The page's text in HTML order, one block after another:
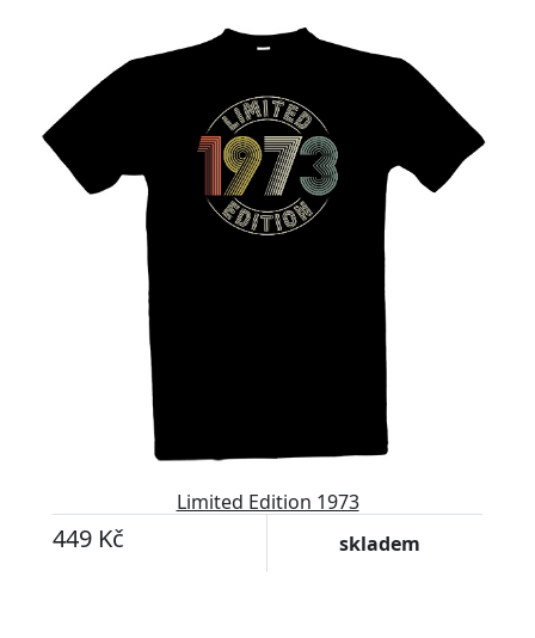
Limited Edition 1973
449 Kč skladem